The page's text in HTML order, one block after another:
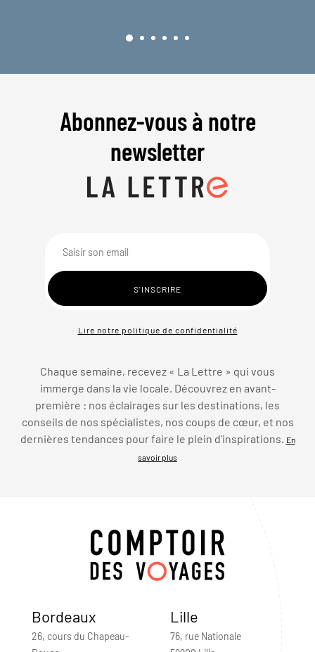
Abonnez-vous à notre
newsletter
Lire notre politique de confidentialité
Chaque semaine, recevez « La Lettre » qui vous
immerge dans la vie locale. Découvrez en avant-
première : nos éclairages sur les destinations, les
conseils de nos spécialistes, nos coups de cœur, et nos
dernières tendances pour faire le plein d’inspirations. En
savoir plus
Bordeaux
26, cours du Chapeau-
Lille
76, rue Nationale